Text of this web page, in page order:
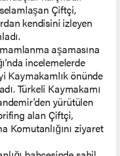
Çiftçi,
kendisini izleyen
aşamasına
incelemelerde
Kaymakamlık önünde
Türkeli Kaymakamı
yürütülen
alan Çiftçi,
Komutanlığını ziyaret